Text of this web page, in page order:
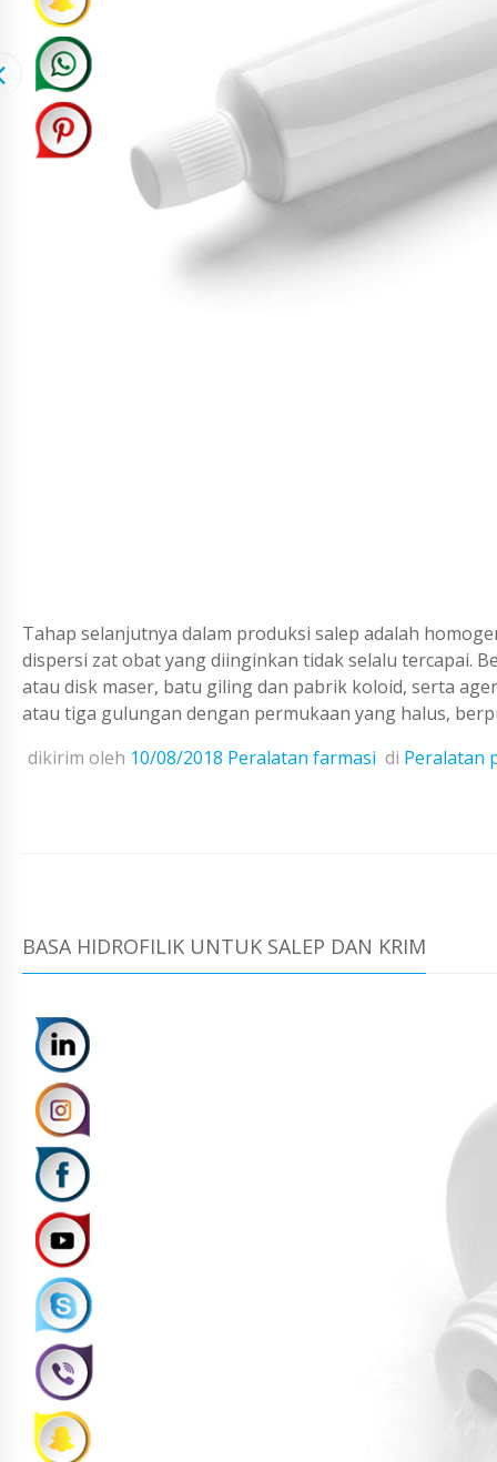
Tahap selanjutnya dalam produksi salep adalah
dispersi zat obat yang diinginkan tidak selalu tercapai.
atau disk maser, batu giling dan pabrik koloid, serta
atau tiga gulungan dengan permukaan yang halus,
dikirim oleh 10/08/2018 Peralatan farmasi di Peralatan
BASA HIDROFILIK UNTUK SALEP DAN KRIM